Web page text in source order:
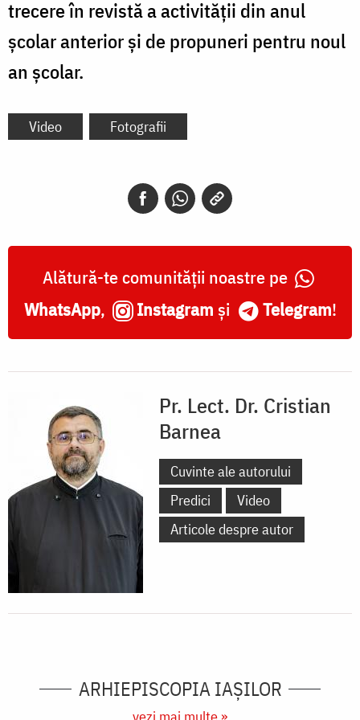
trecere în revistă a activității din anul
școlar anterior și de propuneri pentru noul
an școlar.
Video Fotografii
Alătură-te comunității noastre pe
WhatsApp, Instagram și Telegram!
Pr. Lect. Dr. Cristian
Barnea
Cuvinte ale autorului
Predici
Video
Articole despre autor
ARHIEPISCOPIA IAŞILOR